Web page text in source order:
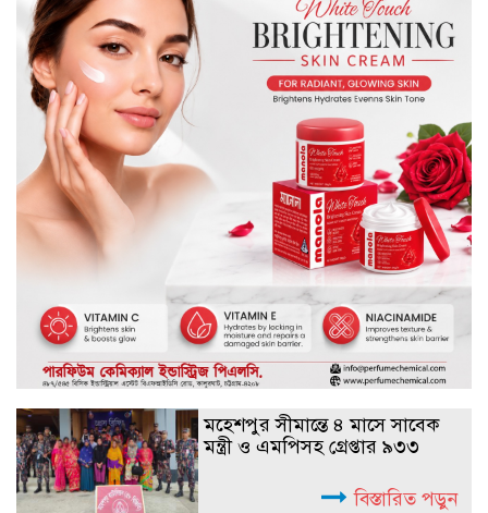
মহেশপুর সীমান্তে ৪ মাসে সাবেক
মন্ত্রী ও এমপিসহ গ্রেপ্তার ৯৩৩
বিস্তারিত পড়ুন